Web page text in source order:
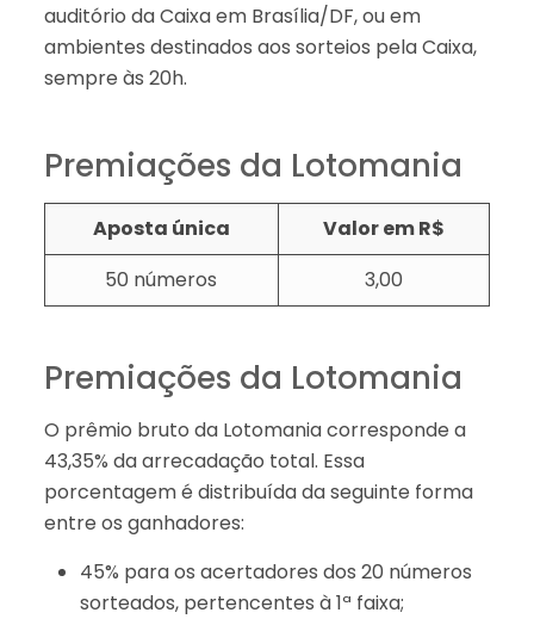
auditório da Caixa em Brasília/DF, ou em
ambientes destinados aos sorteios pela Caixa,
sempre às 20h.
Premiações da Lotomania
Aposta única
Valor em R$
50 números
3,00​​
Premiações da Lotomania
O prêmio bruto da Lotomania corresponde a
43,35% da arrecadação total. Essa
porcentagem é distribuída da seguinte forma
entre os ganhadores:
45% para os acertadores dos 20 números
sorteados, pertencentes à 1ª faixa;